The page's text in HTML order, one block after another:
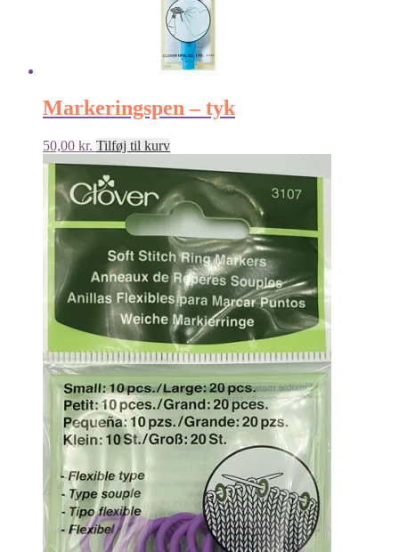
Markeringspen – tyk
50,00 kr. Tilføj til kurv